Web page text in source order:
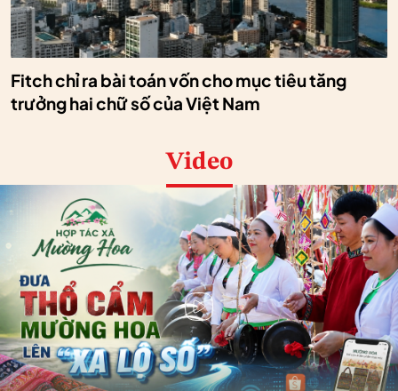
Fitch chỉ ra bài toán vốn cho mục tiêu tăng
trưởng hai chữ số của Việt Nam
Video